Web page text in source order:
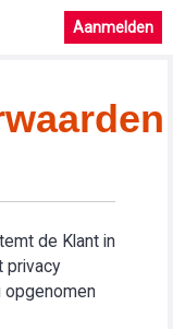
Aanmelden
de Klant in
privacy